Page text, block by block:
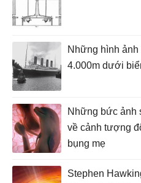
Những hình
4.000m dưới
Những bức ảnh
về cảnh tượng
bụng mẹ
Stephen